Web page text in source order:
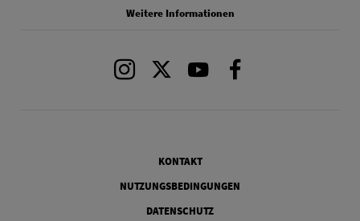
Weitere Informationen
Instagram Youtube
KONTAKT
NUTZUNGSBEDINGUNGEN
DATENSCHUTZ